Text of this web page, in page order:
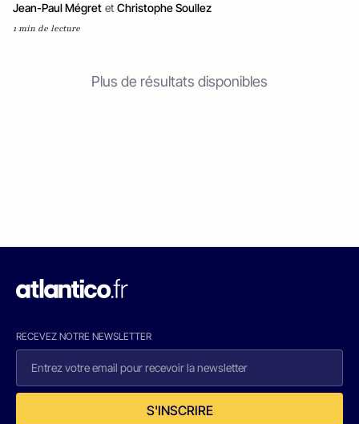
Jean-Paul Mégret et Christophe Soullez
1 min de lecture
Plus de résultats disponibles
RECEVEZ NOTRE NEWSLETTER
S'INSCRIRE